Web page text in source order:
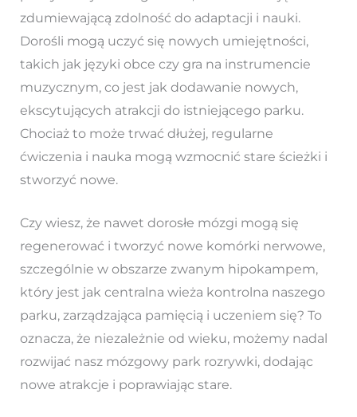
zdumiewającą zdolność do adaptacji i nauki.
Dorośli mogą uczyć się nowych umiejętności,
takich jak języki obce czy gra na instrumencie
muzycznym, co jest jak dodawanie nowych,
ekscytujących atrakcji do istniejącego parku.
Chociaż to może trwać dłużej, regularne
ćwiczenia i nauka mogą wzmocnić stare ścieżki i
stworzyć nowe.
Czy wiesz, że nawet dorosłe mózgi mogą się
regenerować i tworzyć nowe komórki nerwowe,
szczególnie w obszarze zwanym hipokampem,
który jest jak centralna wieża kontrolna naszego
parku, zarządzająca pamięcią i uczeniem się? To
oznacza, że niezależnie od wieku, możemy nadal
rozwijać nasz mózgowy park rozrywki, dodając
nowe atrakcje i poprawiając stare.